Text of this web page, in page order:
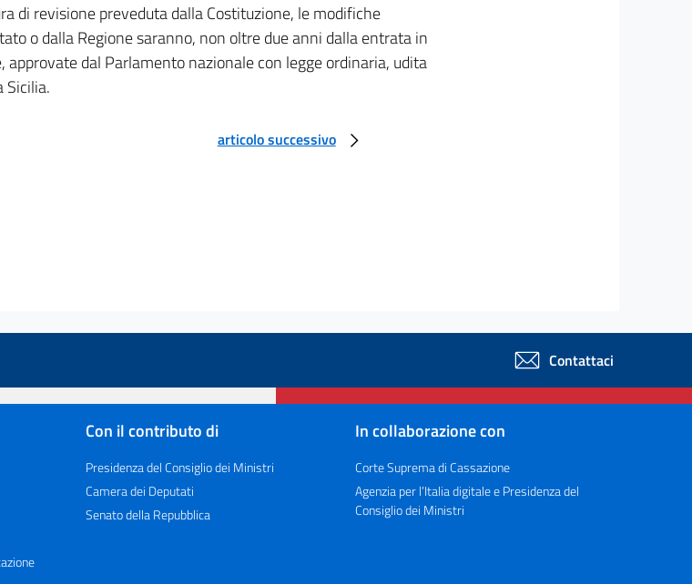
di revisione preveduta dalla Costituzione, le modifiche
o dalla Regione saranno, non oltre due anni dalla entrata in
approvate dal Parlamento nazionale con legge ordinaria, udita
Sicilia.
articolo successivo
Contattaci
Con il contributo di
Presidenza del Consiglio dei Ministri
Camera dei Deputati
Senato della Repubblica
In collaborazione con
Corte Suprema di Cassazione
Agenzia per l’Italia digitale e Presidenza del
Consiglio dei Ministri